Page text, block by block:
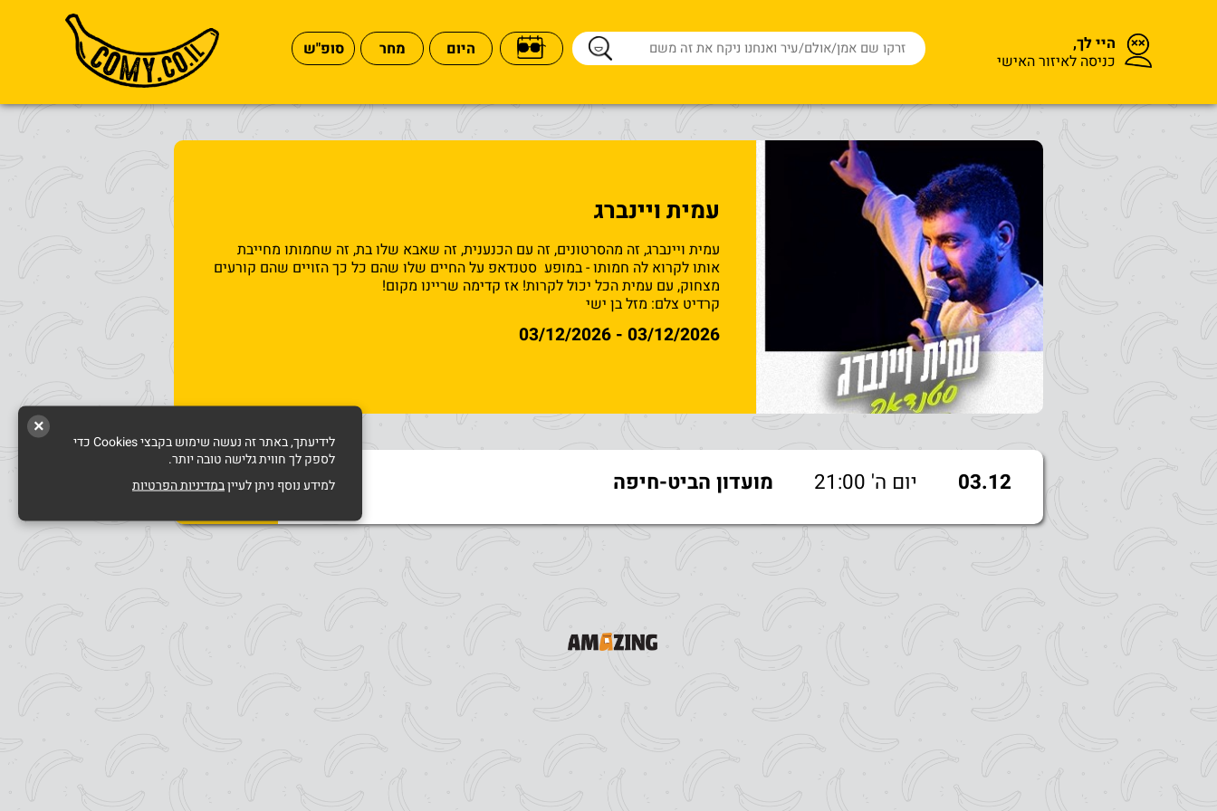
היי לך,
כניסה לאיזור האישי
היום מחר סופ"ש
עמית ויינברג
עמית ויינברג, זה מהסרטונים, זה עם הכנענית, זה שאבא שלו בת, זה שחמותו מחייבת
אותו לקרוא לה חמותו - במופע סטנדאפ על החיים שלו שהם כל כך הזויים שהם קורעים
מצחוק, עם עמית הכל יכול לקרות! אז קדימה שריינו מקום!
קרדיט צלם: מזל בן ישי
03/12/2026 - 03/12/2026
03.12 יום ה' 21:00 מועדון הביט-חיפה
×
לידיעתך, באתר זה נעשה שימוש בקבצי Cookies כדי
לספק לך חווית גלישה טובה יותר.
למידע נוסף ניתן לעייןבמדיניות הפרטיות